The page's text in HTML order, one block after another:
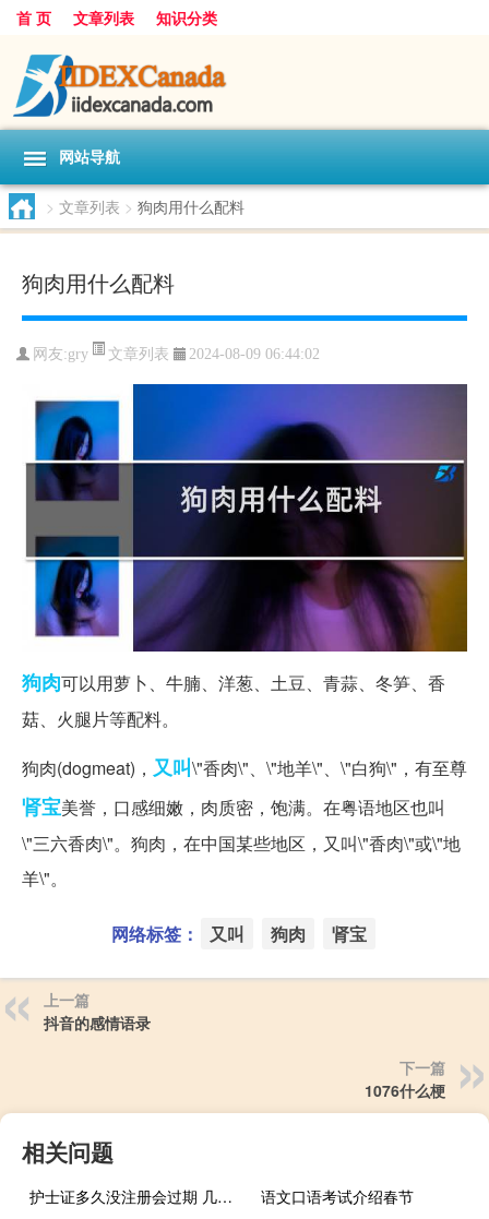
首 页 文章列表 知识分类
网站导航
> 文章列表 > 狗肉用什么配料
狗肉用什么配料
网友:gry 文章列表 2024-08-09 06:44:02
狗肉可以用萝卜、牛腩、洋葱、土豆、青蒜、冬笋、香
菇、火腿片等配料。
狗肉(dogmeat)， 又叫\"香肉\"、\"地羊\"、\"白狗\"，有至尊
肾宝美誉，口感细嫩，肉质密，饱满。在粤语地区也叫
\"三六香肉\"。狗肉，在中国某些地区，又叫\"香肉\"或\"地
羊\"。
网络标签： 又叫 狗肉 肾宝
上一篇
抖音的感情语录
下一篇
1076什么梗
相关问题
护士证多久没注册会过期 几年失效
语文口语考试介绍春节